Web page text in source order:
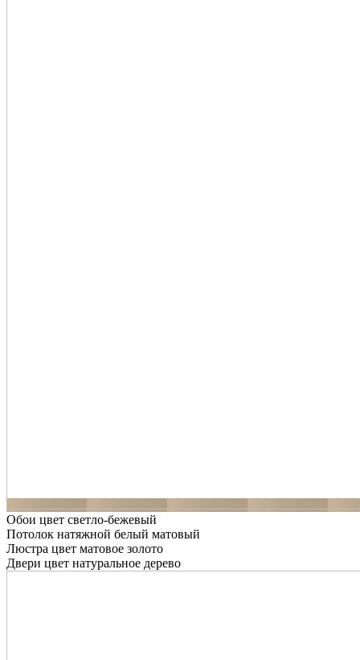
Обои цвет светло-бежевый
Потолок натяжной белый матовый
Люстра цвет матовое золото
Двери цвет натуральное дерево